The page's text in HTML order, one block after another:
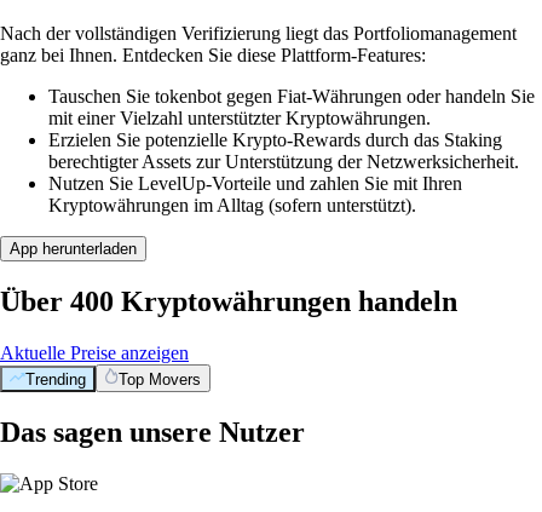
Nach der vollständigen Verifizierung liegt das Portfoliomanagement
ganz bei Ihnen. Entdecken Sie diese Plattform-Features:
Tauschen Sie tokenbot gegen Fiat-Währungen oder handeln Sie
mit einer Vielzahl unterstützter Kryptowährungen.
Erzielen Sie potenzielle Krypto-Rewards durch das Staking
berechtigter Assets zur Unterstützung der Netzwerksicherheit.
Nutzen Sie LevelUp-Vorteile und zahlen Sie mit Ihren
Kryptowährungen im Alltag (sofern unterstützt).
App herunterladen
Über 400 Kryptowährungen handeln
Aktuelle Preise anzeigen
Trending Top Movers
Das sagen unsere Nutzer